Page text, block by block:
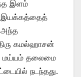
இளம்
இயக்கத்தைத்
அந்த
கமல்ஹாசன்
மய்யம் தலைமை
நடந்தது.